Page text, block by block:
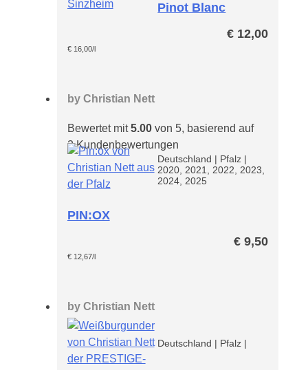
Pinot Blanc
€ 12,00
€16,00/l
by Christian Nett
Bewertet mit5.00von 5, basierend auf
2Kundenbewertungen
Deutschland | Pfalz |
2020, 2021, 2022, 2023,
2024, 2025
PIN:OX
€ 9,50
€12,67/l
by Christian Nett
Deutschland | Pfalz |